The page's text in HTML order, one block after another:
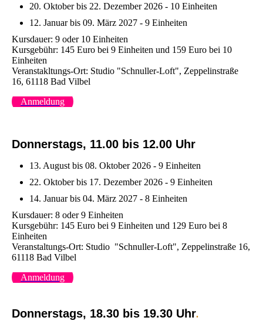
20. Oktober bis 22. Dezember 2026 - 10 Einheiten
12. Januar bis 09. März 2027 - 9 Einheiten
Kursdauer: 9 oder 10 Einheiten
Kursgebühr: 145 Euro bei 9 Einheiten und 159 Euro bei 10
Einheiten
Veranstakltungs-Ort: Studio "Schnuller-Loft", Zeppelinstraße
16, 61118 Bad Vilbel
Anmeldung
Donnerstags, 11.00 bis 12.00 Uhr
13. August bis 08. Oktober 2026 - 9 Einheiten
22. Oktober bis 17. Dezember 2026 - 9 Einheiten
14. Januar bis 04. März 2027 - 8 Einheiten
Kursdauer: 8 oder 9 Einheiten
Kursgebühr: 145 Euro bei 9 Einheiten und 129 Euro bei 8
Einheiten
Veranstaltungs-Ort: Studio "Schnuller-Loft", Zeppelinstraße 16,
61118 Bad Vilbel
Anmeldung
Donnerstags, 18.30 bis 19.30 Uhr.